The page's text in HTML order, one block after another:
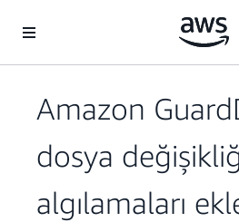
Amazon
dosya
algılamaları